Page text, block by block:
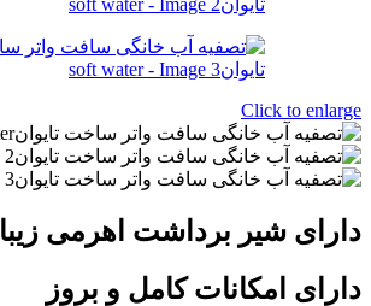
Click to enlarge
دارای شیر برداشت اهرمی زیبا
دارای امکانات کامل و بروز